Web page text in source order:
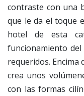
contraste con una
que le da el toque
hotel de esta
funcionamiento
requeridos. Encima
crea unos
con las formas